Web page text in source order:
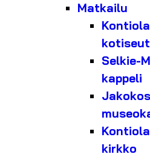
Matkailu
Selkie-
kappeli
kirkko